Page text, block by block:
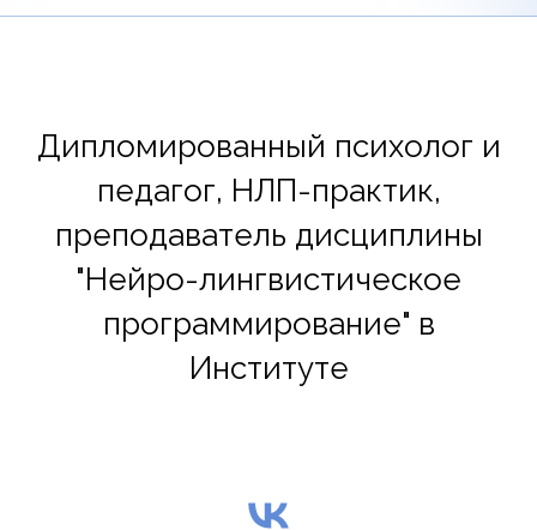
Дипломированный психолог и
педагог, НЛП-практик,
преподаватель дисциплины
"Нейро-лингвистическое
программирование" в
Институте